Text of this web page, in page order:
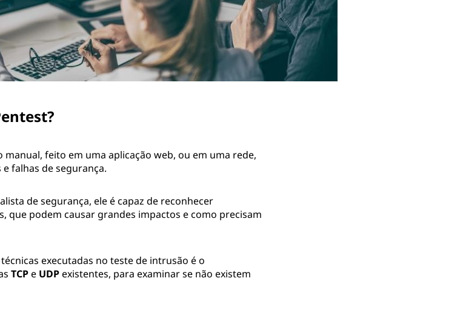
manual, feito em uma aplicação web, ou em uma rede,
falhas de segurança.
de segurança, ele é capaz de reconhecer
que podem causar grandes impactos e como precisam
executadas no teste de intrusão é o
TCPe UDPexistentes, para examinar se não existem